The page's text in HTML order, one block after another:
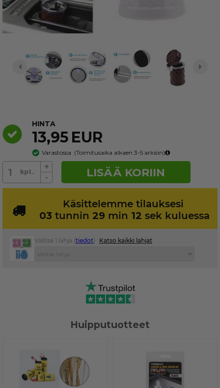
HINTA
13,95 EUR
Varastossa (Toimitusaika alkaen 3-5 arkisin)
+
-
LISÄÄ KORIIN
Käsittelemme tilauksesi
03 tunnin29 min11sek kuluessa
Valitse 1 lahja (tiedot) Katso kaikki lahjat
Huipputuotteet